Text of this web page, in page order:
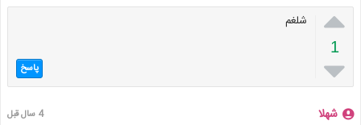

1

شلغم
پاسخ
شهلا 4 سال قبل